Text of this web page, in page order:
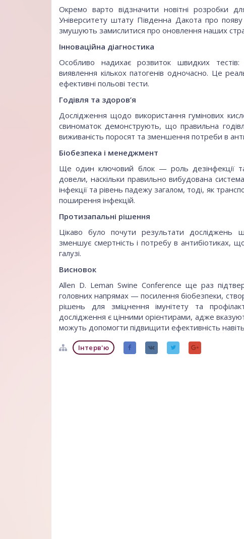
Окремо варто відзначити новітні розробки
Університету штату Південна Дакота про
змушують замислитися про оновлення наших
Інноваційна діагностика
Особливо надихає розвиток швидких тестів:
виявлення кількох патогенів одночасно. Це
ефективні польові тести.
Годівля та здоров’я
Дослідження щодо використання гумінових
свиноматок демонструють, що правильна
виживаність поросят та зменшення потреби в
Біобезпека і менеджмент
Ще один ключовий блок — роль дезінфекції
довели, наскільки правильно вибудована
інфекції та рівень падежу загалом, тоді, як
поширення інфекцій.
Протизапальні рішення
Цікаво було почути результати досліджень
зменшує смертність і потребу в антибіотиках,
галузі.
Висновок
Allen D. Leman Swine Conference ще раз
головних напрямах — посилення біобезпеки,
рішень для зміцнення імунітету та
дослідження є цінними орієнтирами, адже
можуть допомогти підвищити ефективність
Інтерв'ю